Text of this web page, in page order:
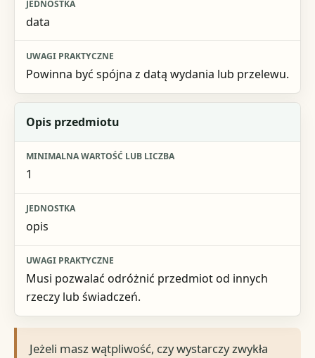
data
Powinna być spójna z datą wydania lub przelewu.
Opis przedmiotu
1
opis
Musi pozwalać odróżnić przedmiot od innych
rzeczy lub świadczeń.
Jeżeli masz wątpliwość, czy wystarczy zwykła